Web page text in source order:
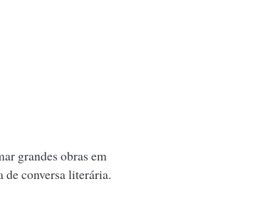
grandes obras em
de conversa literária.